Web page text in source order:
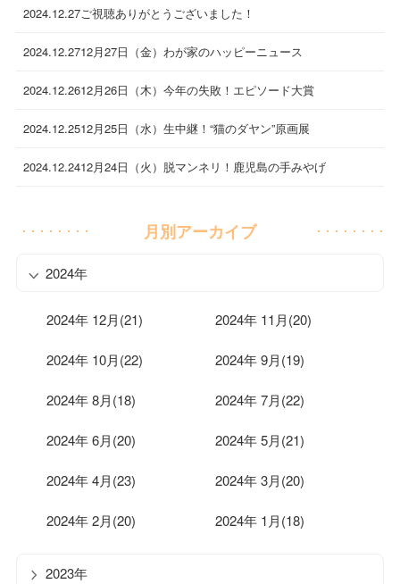
2024.12.27ご視聴ありがとうございました！
2024.12.2712月27日（金）わが家のハッピーニュース
2024.12.2612月26日（木）今年の失敗！エピソード大賞
2024.12.2512月25日（水）生中継！“猫のダヤン”原画展
2024.12.2412月24日（火）脱マンネリ！鹿児島の手みやげ
月別アーカイブ
2024年
2024年 12月(21) 2024年 11月(20)
2024年 10月(22) 2024年 9月(19)
2024年 8月(18) 2024年 7月(22)
2024年 6月(20) 2024年 5月(21)
2024年 4月(23) 2024年 3月(20)
2024年 2月(20) 2024年 1月(18)
2023年